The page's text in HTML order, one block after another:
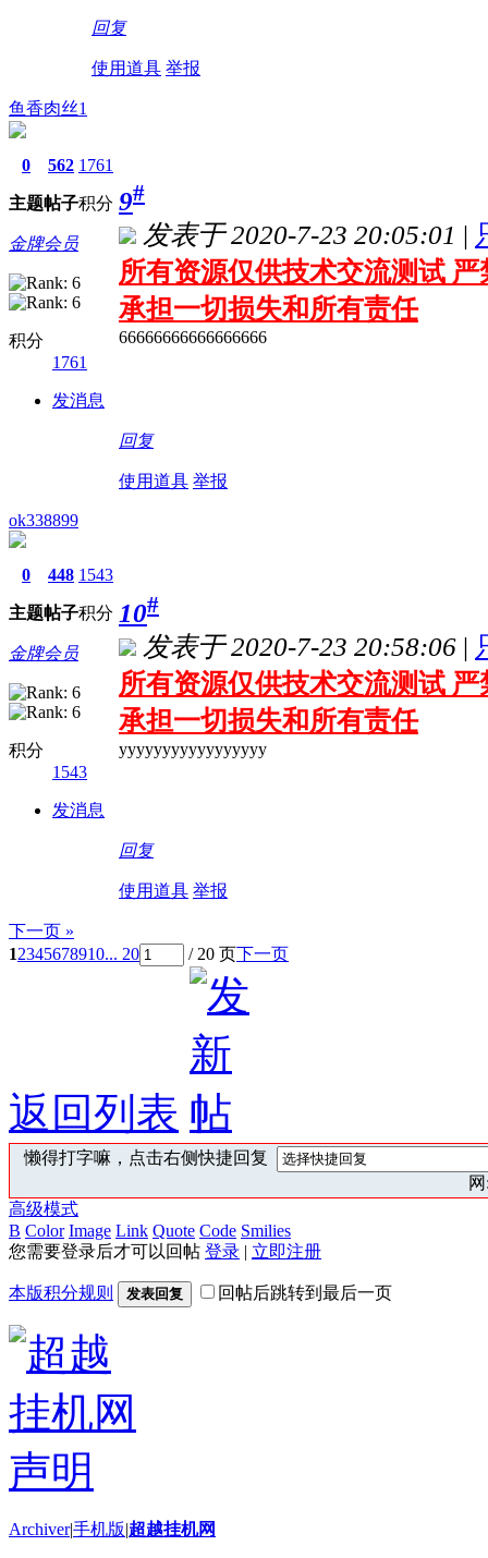
回复
使用道具 举报
鱼香肉丝1
0
主题
562
帖子
1761
积分
金牌会员
积分
1761
发消息
9#
发表于 2020-7-23 20:05:01 |
所有资源仅供技术交流测试
承担一切损失和所有责任
66666666666666666
回复
使用道具 举报
ok338899
0
主题
448
帖子
1543
积分
金牌会员
积分
1543
发消息
10#
发表于 2020-7-23 20:58:06 |
所有资源仅供技术交流测试
承担一切损失和所有责任
yyyyyyyyyyyyyyyyy
回复
使用道具 举报
下一页 »
12345678910... 20 / 20 页下一页
返回列表
懒得打字嘛，点击右侧快捷回复
高级模式
B Color Image Link Quote Code Smilies
您需要登录后才可以回帖 登录 | 立即注册
本版积分规则 发表回复 回帖后跳转到最后一页
Archiver|手机版|超越挂机网